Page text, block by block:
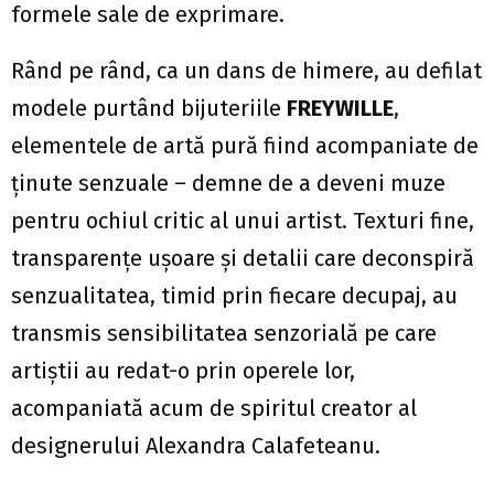
formele sale de exprimare.
Rând pe rând, ca un dans de himere, au defilat
modele purtând bijuteriile FREYWILLE,
elementele de artă pură fiind acompaniate de
ținute senzuale – demne de a deveni muze
pentru ochiul critic al unui artist. Texturi fine,
transparențe ușoare și detalii care deconspiră
senzualitatea, timid prin fiecare decupaj, au
transmis sensibilitatea senzorială pe care
artiștii au redat-o prin operele lor,
acompaniată acum de spiritul creator al
designerului Alexandra Calafeteanu.